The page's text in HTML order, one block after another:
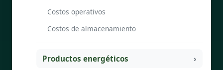
Costos operativos
Costos de almacenamiento
Productos energéticos